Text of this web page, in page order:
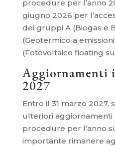
procedure per l’anno
giugno 2026 per
dei gruppi A (Biogas e
(Geotermico a
(Fotovoltaico floating
Aggiornamenti
2027
Entro il 31 marzo 2027,
ulteriori aggiornamenti
procedure per l’anno
importante rimanere